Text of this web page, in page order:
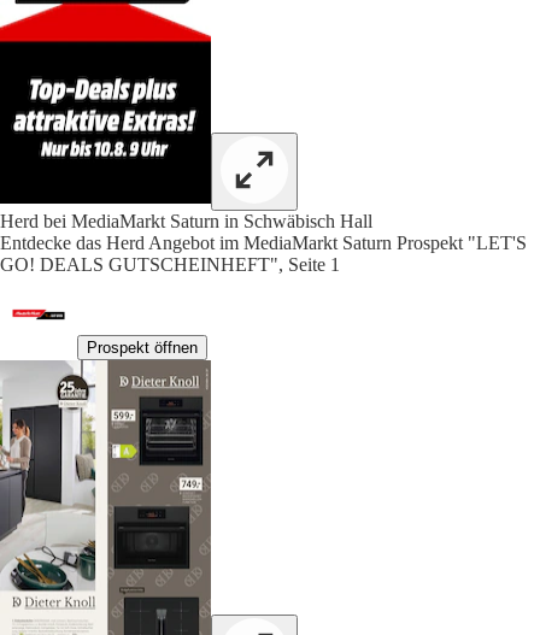
Herd bei MediaMarkt Saturn in Schwäbisch Hall
Entdecke das Herd Angebot im MediaMarkt Saturn Prospekt "LET'S
GO! DEALS GUTSCHEINHEFT", Seite 1
Prospekt öffnen